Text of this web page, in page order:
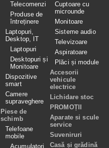
Telecomenzi
Produse de
întreținere
Laptopuri,
Desktop, IT
Laptopuri
Desktopuri și
Monitoare
Dispozitive
smart
Camere
supraveghere
Piese de
schimb
Telefoane
mobile
Acumulatori
Cuptoare cu
microunde
Monitoare
Sisteme audio
Televizoare
Aspiratoare
Plăci și module
Accesorii
vehicule
electrice
Lichidare stoc
PROMOȚII
Aparate si scule
service
Suveniruri
Casă și grădină